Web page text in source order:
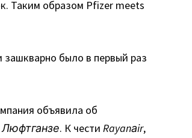
Таким образом Pfizer meets
зашкварно было в первый раз
объявила об
Люфтганзе. К честиRayanаir,